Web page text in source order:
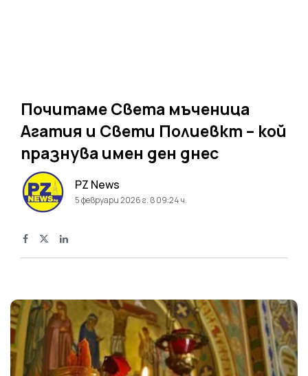
Почитаме Света мъченица
Агатия и Свети Полиевкт – кой
празнува имен ден днес
PZ News
5 февруари 2026 г. в 09:24 ч.